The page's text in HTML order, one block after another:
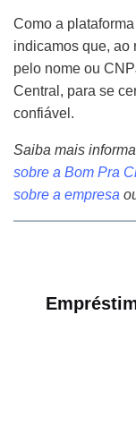
Como a
indicamos que, ao
pelo nome ou
Central, para se
confiável.
Saiba mais
sobre a Bom Pra
sobre a empresa